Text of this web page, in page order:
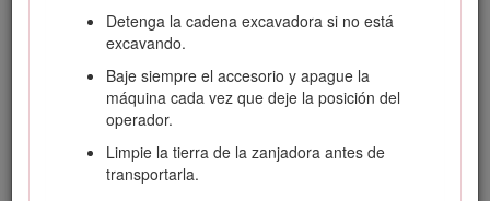
Detenga la cadena excavadora si no está
excavando.
Baje siempre el accesorio y apague la
máquina cada vez que deje la posición del
operador.
Limpie la tierra de la zanjadora antes de
transportarla.
Seguridad en las pendientes
Al subir y bajar pendientes, hágalo con el
extremo más pesado de la máquina cuesta
arriba.La distribución del peso varía
dependiendo del implemento. Este accesorio
hace que la parte delantera de la máquina sea el